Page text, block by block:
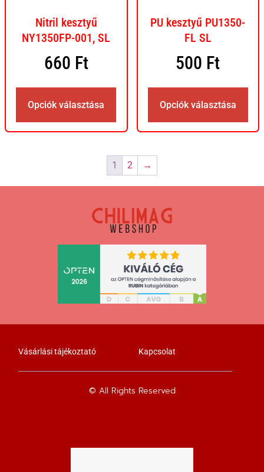
Nitril kesztyű
NY1350FP-001, SL
660 Ft
Opciók választása
PU kesztyű PU1350-
FL SL
500 Ft
Opciók választása
1 2 →
Vásárlási tájékoztató Kapcsolat
© All Rights Reserved